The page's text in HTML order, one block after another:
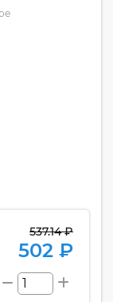
537.14 ₽
502 ₽